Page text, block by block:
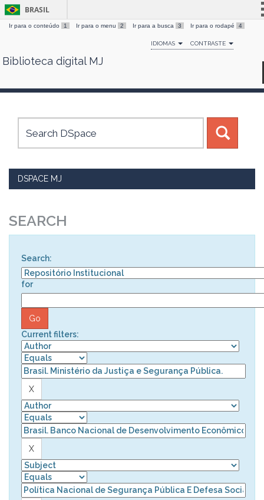
Skip
BRASIL
Simplifique!
Comunica BR
Canais
Ir para o conteúdo 1 Ir para o menu 2 Ir para a busca 3 Ir para o rodapé 4
IDIOMAS CONTRASTE
Biblioteca digital MJ
DSPACE MJ
SEARCH
Search:
for
Current filters: